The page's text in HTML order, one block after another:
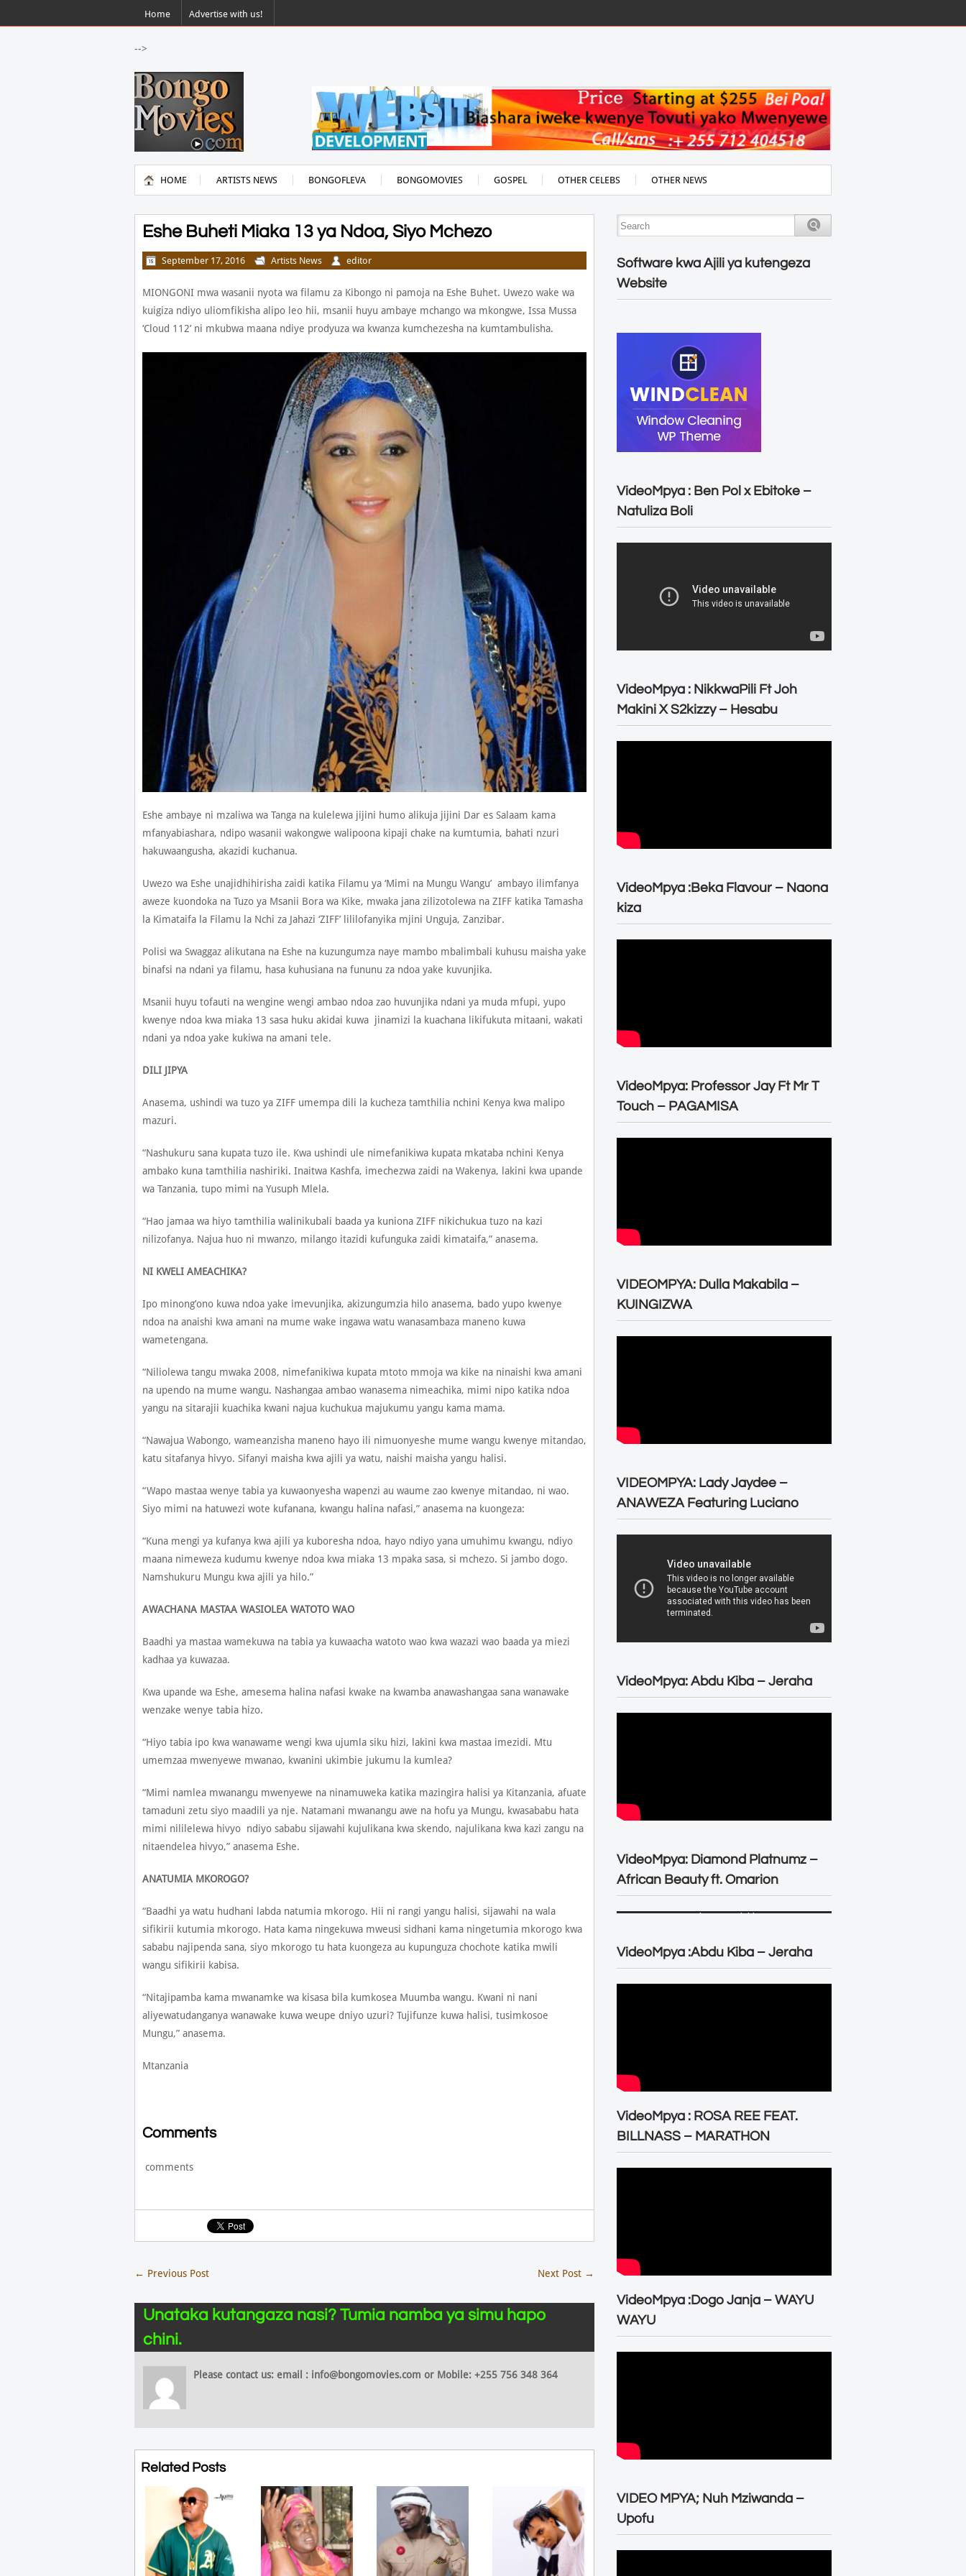
Home Advertise with us!
-->
HOME ARTISTS NEWS BONGOFLEVA BONGOMOVIES GOSPEL OTHER CELEBS OTHER NEWS
Eshe Buheti Miaka 13 ya Ndoa, Siyo Mchezo
September 17, 2016 Artists News editor
MIONGONI mwa wasanii nyota wa filamu za Kibongo ni pamoja na Eshe Buhet. Uwezo wake wa
kuigiza ndiyo uliomfikisha alipo leo hii, msanii huyu ambaye mchango wa mkongwe, Issa Mussa
‘Cloud 112’ ni mkubwa maana ndiye prodyuza wa kwanza kumchezesha na kumtambulisha.
Eshe ambaye ni mzaliwa wa Tanga na kulelewa jijini humo alikuja jijini Dar es Salaam kama
mfanyabiashara, ndipo wasanii wakongwe walipoona kipaji chake na kumtumia, bahati nzuri
hakuwaangusha, akazidi kuchanua.
Uwezo wa Eshe unajidhihirisha zaidi katika Filamu ya ‘Mimi na Mungu Wangu’ ambayo ilimfanya
aweze kuondoka na Tuzo ya Msanii Bora wa Kike, mwaka jana zilizotolewa na ZIFF katika Tamasha
la Kimataifa la Filamu la Nchi za Jahazi ‘ZIFF’ lililofanyika mjini Unguja, Zanzibar.
Polisi wa Swaggaz alikutana na Eshe na kuzungumza naye mambo mbalimbali kuhusu maisha yake
binafsi na ndani ya filamu, hasa kuhusiana na fununu za ndoa yake kuvunjika.
Msanii huyu tofauti na wengine wengi ambao ndoa zao huvunjika ndani ya muda mfupi, yupo
kwenye ndoa kwa miaka 13 sasa huku akidai kuwa jinamizi la kuachana likifukuta mitaani, wakati
ndani ya ndoa yake kukiwa na amani tele.
DILI JIPYA
Anasema, ushindi wa tuzo ya ZIFF umempa dili la kucheza tamthilia nchini Kenya kwa malipo
mazuri.
“Nashukuru sana kupata tuzo ile. Kwa ushindi ule nimefanikiwa kupata mkataba nchini Kenya
ambako kuna tamthilia nashiriki. Inaitwa Kashfa, imechezwa zaidi na Wakenya, lakini kwa upande
wa Tanzania, tupo mimi na Yusuph Mlela.
“Hao jamaa wa hiyo tamthilia walinikubali baada ya kuniona ZIFF nikichukua tuzo na kazi
nilizofanya. Najua huo ni mwanzo, milango itazidi kufunguka zaidi kimataifa,” anasema.
NI KWELI AMEACHIKA?
Ipo minong’ono kuwa ndoa yake imevunjika, akizungumzia hilo anasema, bado yupo kwenye
ndoa na anaishi kwa amani na mume wake ingawa watu wanasambaza maneno kuwa
wametengana.
“Niliolewa tangu mwaka 2008, nimefanikiwa kupata mtoto mmoja wa kike na ninaishi kwa amani
na upendo na mume wangu. Nashangaa ambao wanasema nimeachika, mimi nipo katika ndoa
yangu na sitarajii kuachika kwani najua kuchukua majukumu yangu kama mama.
“Nawajua Wabongo, wameanzisha maneno hayo ili nimuonyeshe mume wangu kwenye mitandao,
katu sitafanya hivyo. Sifanyi maisha kwa ajili ya watu, naishi maisha yangu halisi.
“Wapo mastaa wenye tabia ya kuwaonyesha wapenzi au waume zao kwenye mitandao, ni wao.
Siyo mimi na hatuwezi wote kufanana, kwangu halina nafasi,” anasema na kuongeza:
“Kuna mengi ya kufanya kwa ajili ya kuboresha ndoa, hayo ndiyo yana umuhimu kwangu, ndiyo
maana nimeweza kudumu kwenye ndoa kwa miaka 13 mpaka sasa, si mchezo. Si jambo dogo.
Namshukuru Mungu kwa ajili ya hilo.”
AWACHANA MASTAA WASIOLEA WATOTO WAO
Baadhi ya mastaa wamekuwa na tabia ya kuwaacha watoto wao kwa wazazi wao baada ya miezi
kadhaa ya kuwazaa.
Kwa upande wa Eshe, amesema halina nafasi kwake na kwamba anawashangaa sana wanawake
wenzake wenye tabia hizo.
“Hiyo tabia ipo kwa wanawame wengi kwa ujumla siku hizi, lakini kwa mastaa imezidi. Mtu
umemzaa mwenyewe mwanao, kwanini ukimbie jukumu la kumlea?
“Mimi namlea mwanangu mwenyewe na ninamuweka katika mazingira halisi ya Kitanzania, afuate
tamaduni zetu siyo maadili ya nje. Natamani mwanangu awe na hofu ya Mungu, kwasababu hata
mimi nililelewa hivyo ndiyo sababu sijawahi kujulikana kwa skendo, najulikana kwa kazi zangu na
nitaendelea hivyo,” anasema Eshe.
ANATUMIA MKOROGO?
“Baadhi ya watu hudhani labda natumia mkorogo. Hii ni rangi yangu halisi, sijawahi na wala
sifikirii kutumia mkorogo. Hata kama ningekuwa mweusi sidhani kama ningetumia mkorogo kwa
sababu najipenda sana, siyo mkorogo tu hata kuongeza au kupunguza chochote katika mwili
wangu sifikirii kabisa.
“Nitajipamba kama mwanamke wa kisasa bila kumkosea Muumba wangu. Kwani ni nani
aliyewatudanganya wanawake kuwa weupe dniyo uzuri? Tujifunze kuwa halisi, tusimkosoe
Mungu,” anasema.
Mtanzania
Comments
comments
← Previous Post Next Post →
Unataka kutangaza nasi? Tumia namba ya simu hapo
chini.
Please contact us: email : info@bongomovies.com or Mobile: +255 756 348 364
Related Posts
Software kwa Ajili ya kutengeza
Website
VideoMpya : Ben Pol x Ebitoke –
Natuliza Boli
VideoMpya : NikkwaPili Ft Joh
Makini X S2kizzy – Hesabu
VideoMpya :Beka Flavour – Naona
kiza
VideoMpya: Professor Jay Ft Mr T
Touch – PAGAMISA
VIDEOMPYA: Dulla Makabila –
KUINGIZWA
VIDEOMPYA: Lady Jaydee –
ANAWEZA Featuring Luciano
VideoMpya: Abdu Kiba – Jeraha
VideoMpya: Diamond Platnumz –
African Beauty ft. Omarion
VideoMpya :Abdu Kiba – Jeraha
VideoMpya : ROSA REE FEAT.
BILLNASS – MARATHON
VideoMpya :Dogo Janja – WAYU
WAYU
VIDEO MPYA; Nuh Mziwanda –
Upofu